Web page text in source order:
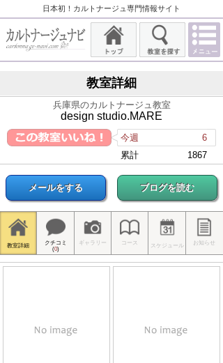
日本初！カルトナージュ専門情報サイト
教室詳細
兵庫県のカルトナージュ教室
design studio.MARE
今週
6
累計
1867
メールをする ブログを読む
教室詳細
クチコミ
(0)
ギャラリー コース スケジュール お知らせ